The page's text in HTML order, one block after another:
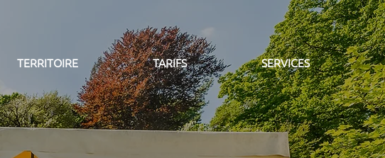
TERRITOIRE TARIFS SERVICES